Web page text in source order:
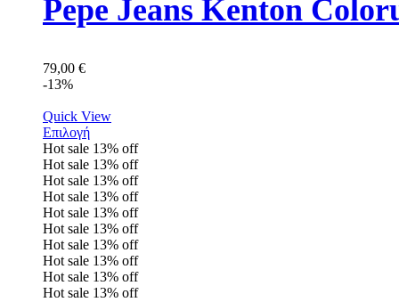
Pepe Jeans Kenton
79,00 €
-13%
Quick View
Επιλογή
Hot sale 13% off
Hot sale 13% off
Hot sale 13% off
Hot sale 13% off
Hot sale 13% off
Hot sale 13% off
Hot sale 13% off
Hot sale 13% off
Hot sale 13% off
Hot sale 13% off